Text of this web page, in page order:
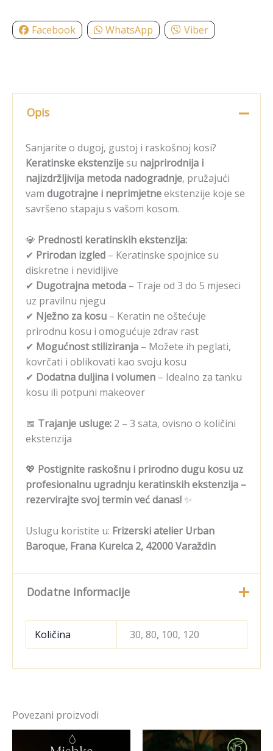
Facebook WhatsApp Viber
Opis
Sanjarite o dugoj, gustoj i raskošnoj kosi?
Keratinske ekstenzijesu najprirodnija i
najizdržljivija metoda nadogradnje, pružajući
vam dugotrajne i neprimjetneekstenzije koje se
savršeno stapaju s vašom kosom.
💎 Prednosti keratinskih ekstenzija:
✔ Prirodan izgled– Keratinske spojnice su
diskretne i nevidljive
✔ Dugotrajna metoda– Traje od 3 do 5 mjeseci
uz pravilnu njegu
✔ Nježno za kosu– Keratin ne oštećuje
prirodnu kosu i omogućuje zdrav rast
✔ Mogućnost stiliziranja– Možete ih peglati,
kovrčati i oblikovati kao svoju kosu
✔ Dodatna duljina i volumen– Idealno za tanku
kosu ili potpuni makeover
📅 Trajanje usluge:2 – 3 sata, ovisno o količini
ekstenzija
💖 Postignite raskošnu i prirodno dugu kosu uz
profesionalnu ugradnju keratinskih ekstenzija –
rezervirajte svoj termin već danas!✨
Uslugu koristite u: Frizerski atelier Urban
Baroque, Frana Kurelca 2, 42000 Varaždin
Dodatne informacije
Količina 30, 80, 100, 120
Povezani proizvodi